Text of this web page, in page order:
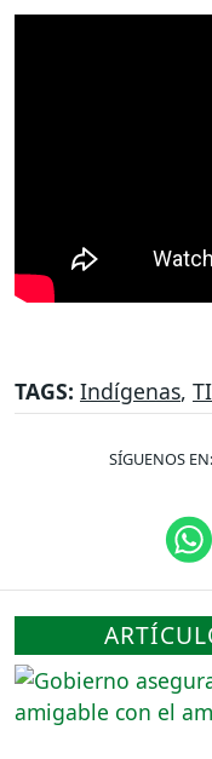
TAGS: Indígenas,
SÍGUENOS EN: